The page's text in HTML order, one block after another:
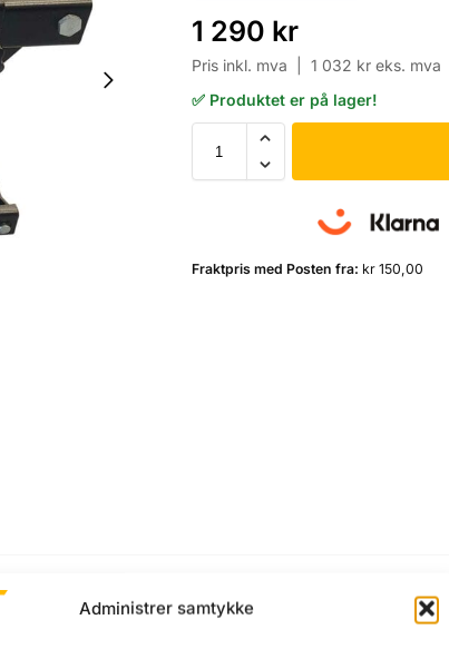
Administrer samtykke
1 290 kr
Pris inkl. mva | 1 032 kreks. mva
✅ Produktet er på lager!
Fraktpris med Posten fra: kr 150,00
Beskrivelse